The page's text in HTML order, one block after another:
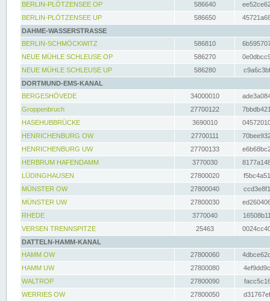
BERLIN-PLÖTZENSEE OP
586640
BERLIN-PLÖTZENSEE UP
586650
DAHME-WASSERSTRASSE
BERLIN-SCHMÖCKWITZ
586810
NEUE MÜHLE SCHLEUSE OP
586270
NEUE MÜHLE SCHLEUSE UP
586280
DORTMUND-EMS-KANAL
BERGESHÖVEDE
34000010
Groppenbruch
27700122
HASEHUBBRÜCKE
3690010
HENRICHENBURG OW
27700111
HENRICHENBURG UW
27700133
HERBRUM HAFENDAMM
3770030
LÜDINGHAUSEN
27800020
MÜNSTER OW
27800040
MÜNSTER UW
27800030
RHEDE
3770040
VERSEN TRENNSPITZE
25463
DATTELN-HAMM-KANAL
HAMM OW
27800060
HAMM UW
27800080
WALTROP
27800090
WERRIES OW
27800050